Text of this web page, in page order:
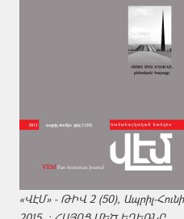
«ՎԷՄ» - ԹԻՎ 2 (50), Ապրիլ-